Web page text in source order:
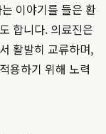
이야기를 들은 환
합니다. 의료진은
활발히 교류하며,
용하기 위해 노력